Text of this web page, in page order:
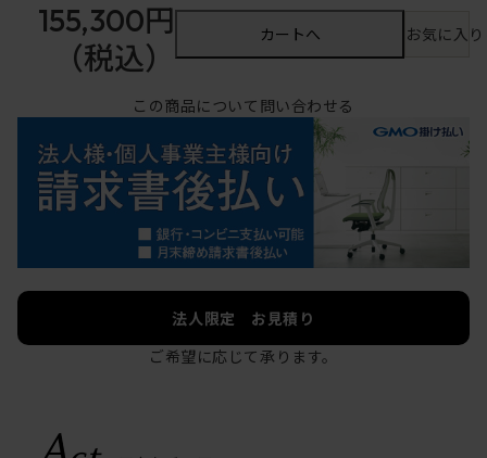
155,300円
（税込）
カートへ お気に入
この商品について問い合わせる
法人限定 お見積り
ご希望に応じて承ります。